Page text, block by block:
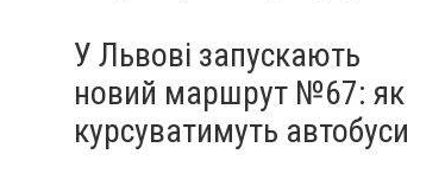
У Львові запускають
новий маршрут №67: як
курсуватимуть автобуси